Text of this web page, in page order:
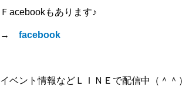
Ｆacebookもあります♪
→ facebook
イベント情報などＬＩＮＥで配信中（＾＾）